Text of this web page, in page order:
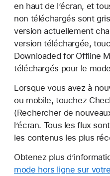
en haut de l’écran, et
non téléchargés sont
version actuellement
version téléchargée,
Downloaded for Offline
téléchargés pour le
Lorsque vous avez à
ou mobile, touchez
(Rechercher de
l’écran. Tous les flux
les contenus les plus
Obtenez plus
mode hors ligne sur